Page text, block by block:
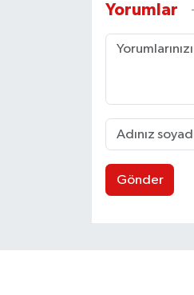
Yorumlar
Gönder